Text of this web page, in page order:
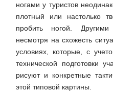
ногами у туристов
плотный или настолько
пробить ногой.
несмотря на схожесть
условиях, которые, с
технической подготовки
рисуют и конкретные
этой типовой картины.